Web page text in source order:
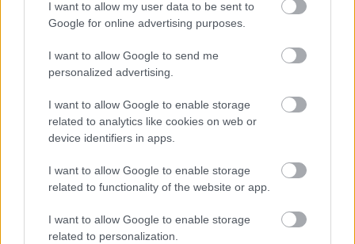
I want to allow my user data to be sent to
Google for online advertising purposes.
I want to allow Google to send me
personalized advertising.
I want to allow Google to enable storage
related to analytics like cookies on web or
device identifiers in apps.
I want to allow Google to enable storage
related to functionality of the website or app.
I want to allow Google to enable storage
related to personalization.
Eszterházy Károly Főiskola Gyakorlóiskola– alapfokú
művészetoktatási intézmény –modern tánccsoport
Harmonikán közreműködik:
Baran Grzegorz
Díszlettervező:Mira János
Jelmeztervező:Pilinyi Márta
Dramaturg:Pinczés István
Zenei konzultáns:Gulyás Levente
Számítógépes installáció:
Sátori László
Koreográfus asszisztens:Pintér Lotti
Asszisztens:Nánási Ágnes